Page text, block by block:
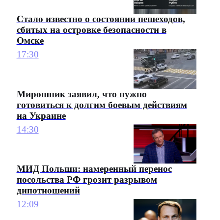
Стало известно о состоянии пешеходов,
сбитых на островке безопасности в
Омске
17:30
Мирошник заявил, что нужно
готовиться к долгим боевым действиям
на Украине
14:30
МИД Польши: намеренный перенос
посольства РФ грозит разрывом
дипотношений
12:09